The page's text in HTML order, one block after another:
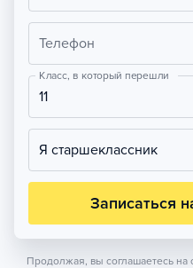
Телефон
Класс, в который перешли
11
Я старшеклассник
Записаться
Продолжая, вы соглашаетесь на